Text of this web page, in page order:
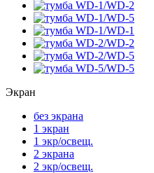
Экран
без экрана
1 экран
1 экр/освещ.
2 экрана
2 экр/освещ.